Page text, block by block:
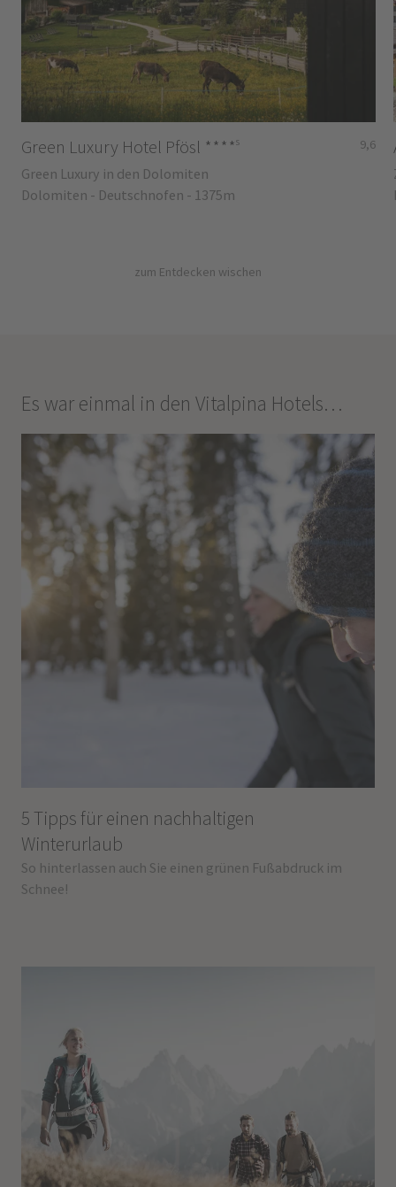
Green Luxury Hotel Pfösl ****s
Green Luxury in den Dolomiten
Dolomiten - Deutschnofen - 1375m
9,6
zum Entdecken wischen
Es war einmal in den Vitalpina Hotels…
5 Tipps für einen nachhaltigen
Winterurlaub
So hinterlassen auch Sie einen grünen Fußabdruck im
Schnee!